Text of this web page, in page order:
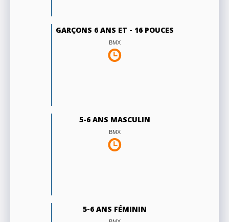
GARÇONS 6 ANS ET - 16 POUCES
BMX
5-6 ANS MASCULIN
BMX
5-6 ANS FÉMININ